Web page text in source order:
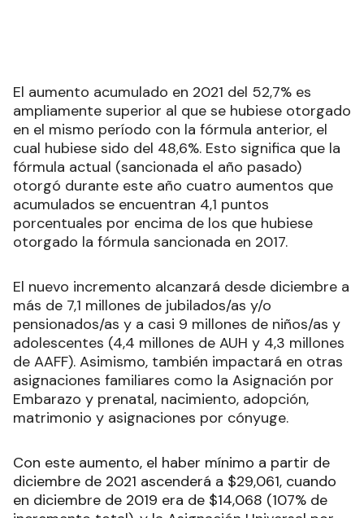
El aumento acumulado en 2021 del 52,7% es
ampliamente superior al que se hubiese otorgado
en el mismo período con la fórmula anterior, el
cual hubiese sido del 48,6%. Esto significa que la
fórmula actual (sancionada el año pasado)
otorgó durante este año cuatro aumentos que
acumulados se encuentran 4,1 puntos
porcentuales por encima de los que hubiese
otorgado la fórmula sancionada en 2017.
El nuevo incremento alcanzará desde diciembre a
más de 7,1 millones de jubilados/as y/o
pensionados/as y a casi 9 millones de niños/as y
adolescentes (4,4 millones de AUH y 4,3 millones
de AAFF). Asimismo, también impactará en otras
asignaciones familiares como la Asignación por
Embarazo y prenatal, nacimiento, adopción,
matrimonio y asignaciones por cónyuge.
Con este aumento, el haber mínimo a partir de
diciembre de 2021 ascenderá a $29,061, cuando
en diciembre de 2019 era de $14,068 (107% de